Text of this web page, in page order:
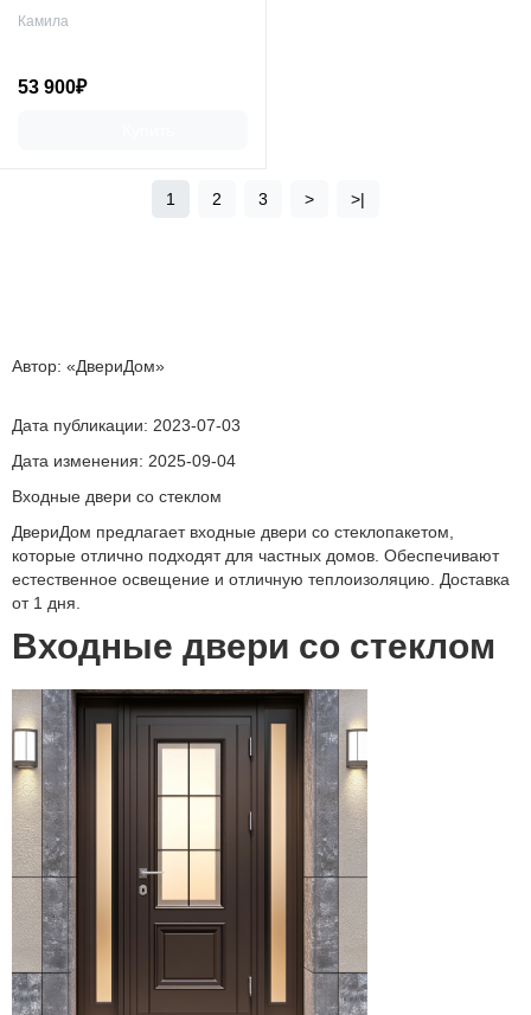
Камила
53 900₽
1 2 3 > >|
Автор: «ДвериДом»
Дата публикации: 2023-07-03
Дата изменения: 2025-09-04
Входные двери со стеклом
ДвериДом предлагает входные двери со стеклопакетом,
которые отлично подходят для частных домов. Обеспечивают
естественное освещение и отличную теплоизоляцию. Доставка
от 1 дня.
Входные двери со стеклом